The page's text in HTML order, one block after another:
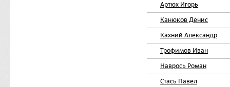
Артюх Игорь
Канюков Денис
Кахний Александр
Трофимов Иван
Наврось Роман
Стась Павел